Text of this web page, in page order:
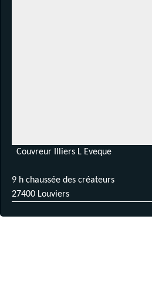
Couvreur Illiers L Eveque
9 h chaussée des créateurs
27400 Louviers